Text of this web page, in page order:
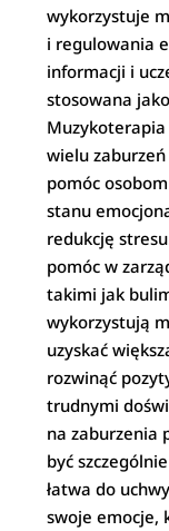
wykorzystuje
i regulowania
informacji i
stosowana
wielu zaburzeń
pomóc
stanu
redukcję
pomóc w
takimi jak
wykorzystują
uzyskać
rozwinąć
trudnymi
na zaburzenia
być
łatwa do
swoje emocje,